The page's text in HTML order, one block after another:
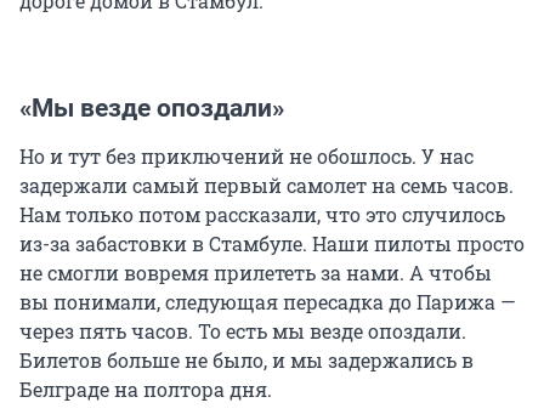
«Мы везде опоздали»
Но и тут без приключений не обошлось. У нас
задержали самый первый самолет на семь часов.
Нам только потом рассказали, что это случилось
из-за забастовки в Стамбуле. Наши пилоты просто
не смогли вовремя прилететь за нами. А чтобы
вы понимали, следующая пересадка до Парижа —
через пять часов. То есть мы везде опоздали.
Билетов больше не было, и мы задержались в
Белграде на полтора дня.